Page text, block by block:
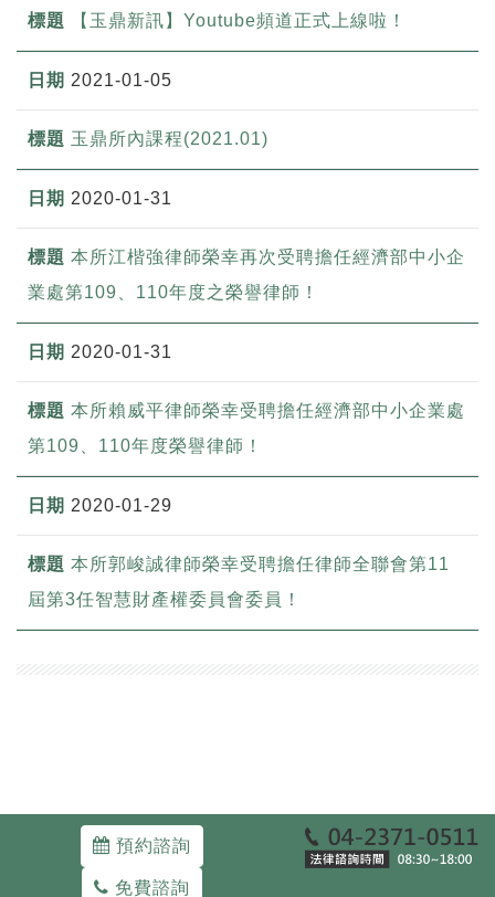
【玉鼎新訊】Youtube頻道正式上線啦！
2021-01-05
玉鼎所內課程(2021.01)
2020-01-31
本所江楷強律師榮幸再次受聘擔任經濟部中小企
業處第109、110年度之榮譽律師！
2020-01-31
本所賴威平律師榮幸受聘擔任經濟部中小企業處
第109、110年度榮譽律師！
2020-01-29
本所郭峻誠律師榮幸受聘擔任律師全聯會第11
屆第3任智慧財產權委員會委員！
預約諮詢
免費諮詢